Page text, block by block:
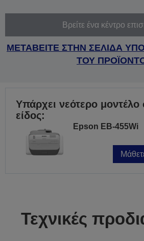
Βρείτε ένα κέντρο
ΜΕΤΑΒΕΙΤΕ ΣΤΗΝ ΣΕΛΙΔΑ
ΤΟΥ
Υπάρχει νεότερο μοντέλο
είδος:
Epson EB-455Wi
Τεχνικές